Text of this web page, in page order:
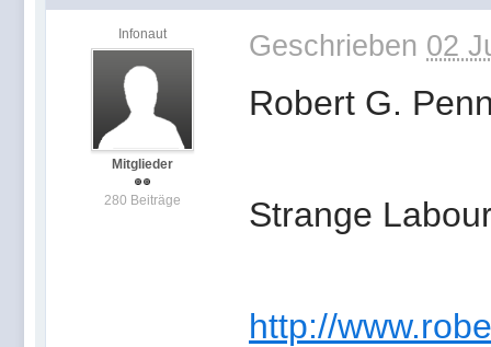
Infonaut
Mitglieder
280 Beiträge
Geschrieben 02
Robert G.
Strange
http://